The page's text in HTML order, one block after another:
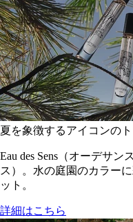
夏を象徴するアイコンの
Eau des Sens（オーデサン
ス）。水の庭園のカラー
ット。
詳細はこちら